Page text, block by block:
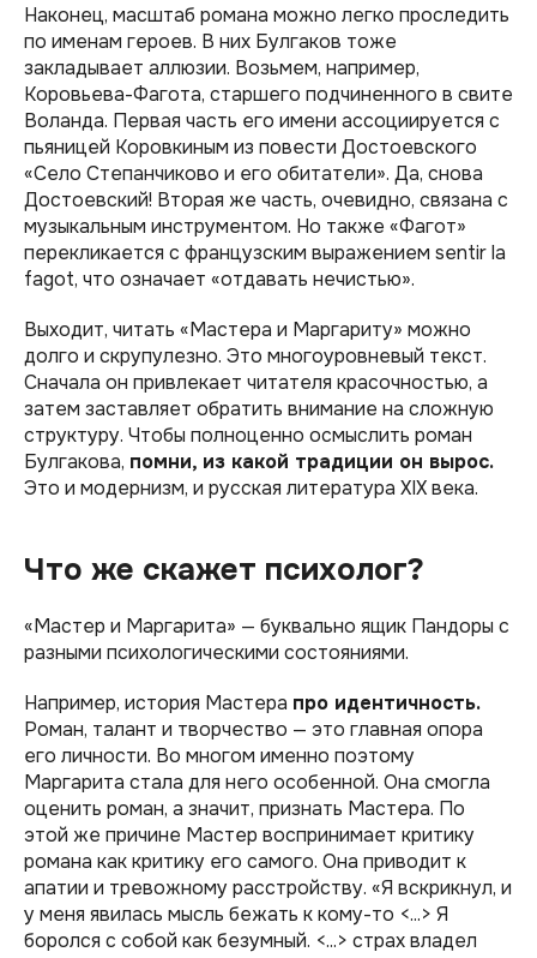
Наконец, масштаб романа можно легко проследить
по именам героев. В них Булгаков тоже
закладывает аллюзии. Возьмем, например,
Коровьева-Фагота, старшего подчиненного в свите
Воланда. Первая часть его имени ассоциируется с
пьяницей Коровкиным из повести Достоевского
«Село Степанчиково и его обитатели». Да, снова
Достоевский! Вторая же часть, очевидно, связана с
музыкальным инструментом. Но также «Фагот»
перекликается с французским выражением sentir la
fagot, что означает «отдавать нечистью».
Выходит, читать «Мастера и Маргариту» можно
долго и скрупулезно. Это многоуровневый текст.
Сначала он привлекает читателя красочностью, а
затем заставляет обратить внимание на сложную
структуру. Чтобы полноценно осмыслить роман
Булгакова, помни, из какой традиции он вырос.
Это и модернизм, и русская литература XIX века.
Что же скажет психолог?
«Мастер и Маргарита» — буквально ящик Пандоры с
разными психологическими состояниями.
Например, история Мастера про идентичность.
Роман, талант и творчество — это главная опора
его личности. Во многом именно поэтому
Маргарита стала для него особенной. Она смогла
оценить роман, а значит, признать Мастера. По
этой же причине Мастер воспринимает критику
романа как критику его самого. Она приводит к
апатии и тревожному расстройству. «Я вскрикнул, и
у меня явилась мысль бежать к кому-то <...> Я
боролся с собой как безумный. <...> страх владел